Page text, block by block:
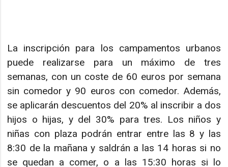
La inscripción para los campamentos urbanos
puede realizarse para un máximo de tres
semanas, con un coste de 60 euros por semana
sin comedor y 90 euros con comedor. Además,
se aplicarán descuentos del 20% al inscribir a dos
hijos o hijas, y del 30% para tres. Los niños y
niñas con plaza podrán entrar entre las 8 y las
8:30 de la mañana y saldrán a las 14 horas si no
se quedan a comer, o a las 15:30 horas si lo